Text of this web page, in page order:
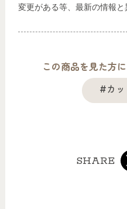
変更がある等、最新の情報と
この商品を見た方
#カッ
SHARE